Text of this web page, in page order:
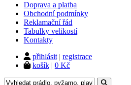
Doprava a platba
Obchodní podmínky
Reklamační řád
Tabulky velikostí
Kontakty
přihlásit | registrace
košík | 0 Kč